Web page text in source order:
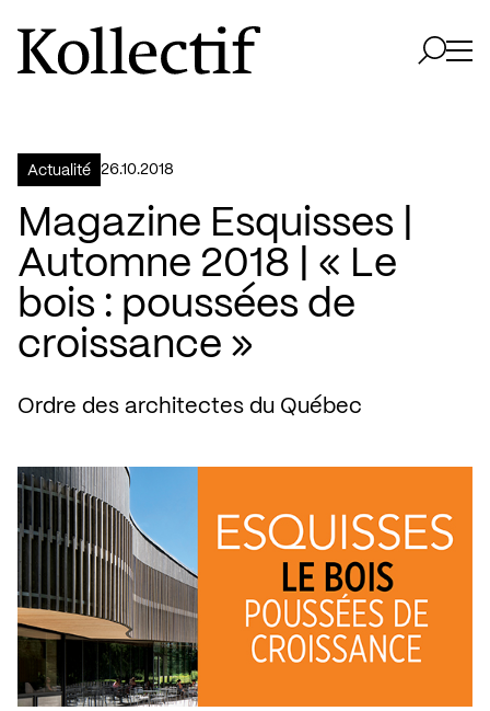
Aller à la page d'accueil
Logo Kollectif
Actualité 26.10.2018
Magazine Esquisses |
Automne 2018 | « Le
bois : poussées de
croissance »
Ordre des architectes du Québec